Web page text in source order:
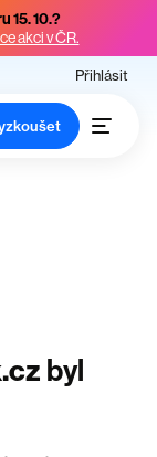
15. 10.?
akci v ČR.
Přihlásit
byl